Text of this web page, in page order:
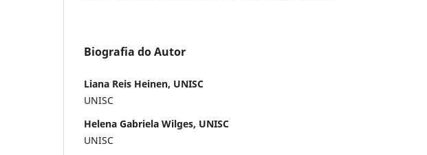
Biografia do Autor
Liana Reis Heinen, UNISC
UNISC
Helena Gabriela Wilges, UNISC
UNISC